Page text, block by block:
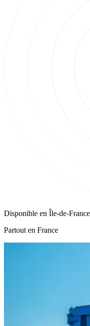
Disponible en Île-de-France
Partout en France